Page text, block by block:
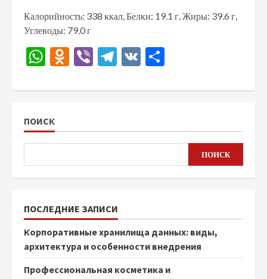
Калорийность: 338 ккал, Белки: 19.1 г, Жиры: 39.6 г,
Углеводы: 79.0 г
WhatsApp
Odnoklassniki
ViberTelegram
VK
ПОИСК
ПОИСК
ПОСЛЕДНИЕ ЗАПИСИ
Корпоративные хранилища данных: виды,
архитектура и особенности внедрения
Профессиональная косметика и